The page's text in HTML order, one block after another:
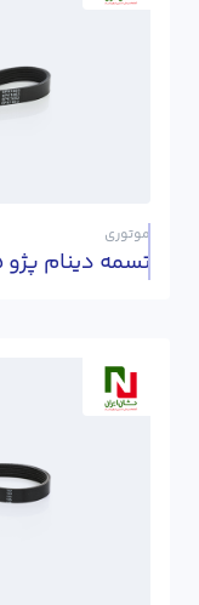
موتوری
تسمه دینام پژو 405 (6PK1663)